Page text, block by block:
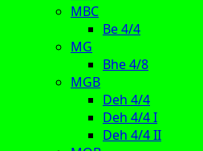
MBC
Be 4/4
MG
Bhe 4/8
MGB
Deh 4/4
Deh 4/4 I
Deh 4/4 II